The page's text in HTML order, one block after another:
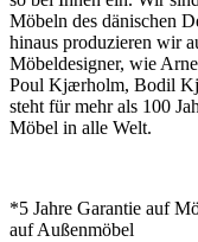
Möbeln des dänischen
hinaus produzieren wir
Möbeldesigner, wie
Poul Kjærholm, Bodil
steht für mehr als 100
Möbel in alle Welt.
*5 Jahre Garantie auf
auf Außenmöbel